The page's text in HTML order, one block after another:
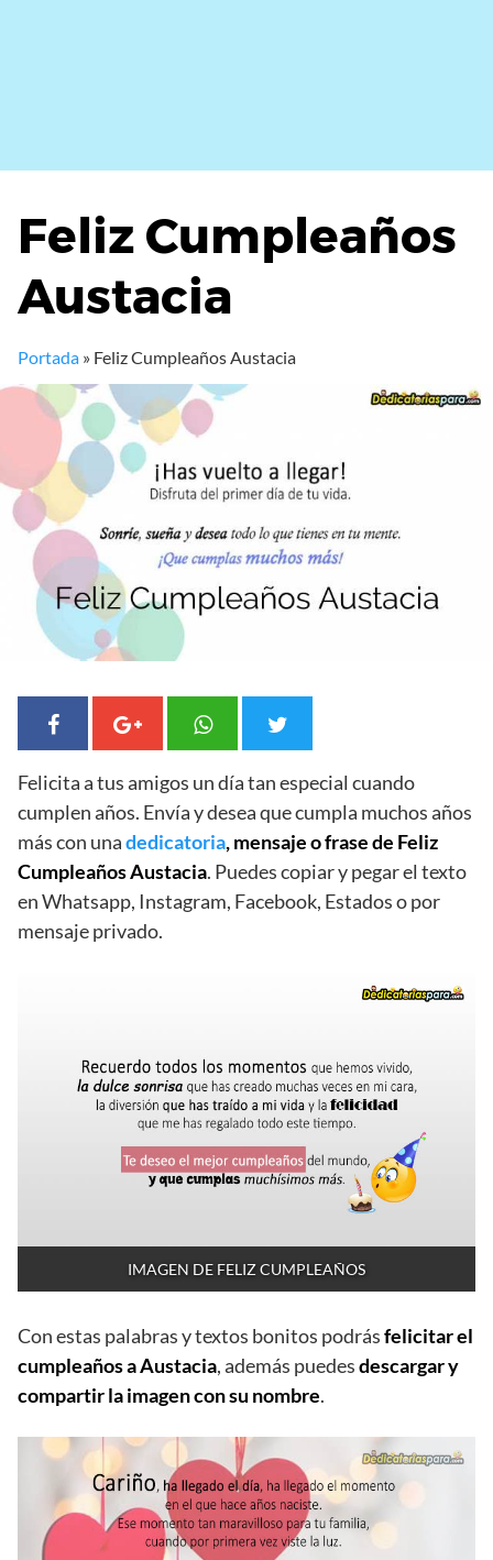
Feliz Cumpleaños
Austacia
Portada » Feliz Cumpleaños Austacia
Felicita a tus amigos un día tan especial cuando
cumplen años. Envía y desea que cumpla muchos años
más con unadedicatoria, mensaje o frase de Feliz
Cumpleaños Austacia. Puedes copiar y pegar el texto
en Whatsapp, Instagram, Facebook, Estados o por
mensaje privado.
IMAGEN DE FELIZ CUMPLEAÑOS
Con estas palabras y textos bonitos podrásfelicitar el
cumpleaños a Austacia, además puedesdescargar y
compartir la imagen con su nombre.